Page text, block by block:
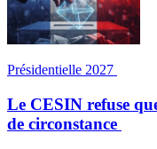
Présidentielle 2027
Le CESIN refuse
de circonstance